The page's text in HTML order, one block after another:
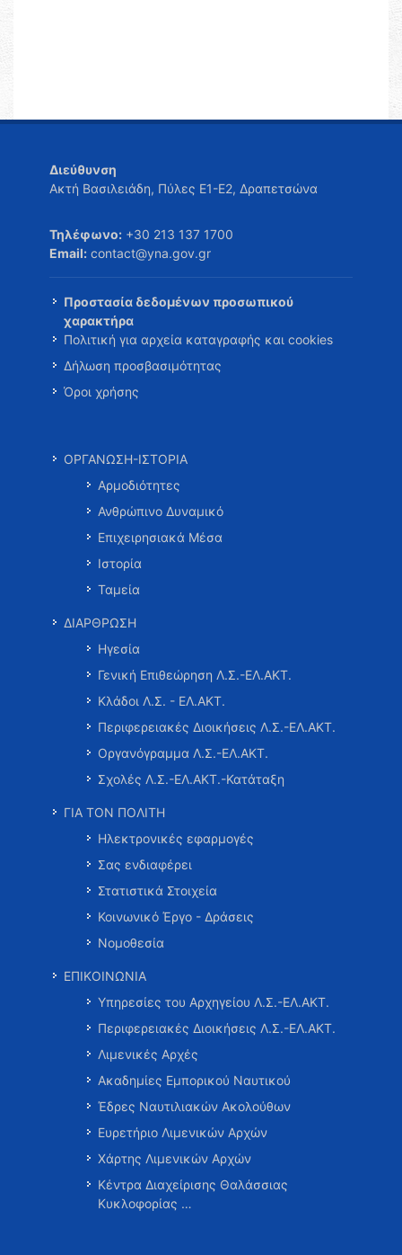
Διεύθυνση
Ακτή Βασιλειάδη, Πύλες Ε1-Ε2, Δραπετσώνα
Τηλέφωνο: +30 213 137 1700
Email: contact@yna.gov.gr
Προστασία δεδομένων προσωπικού
χαρακτήρα
Πολιτική για αρχεία καταγραφής και cookies
Δήλωση προσβασιμότητας
Όροι χρήσης
ΟΡΓΑΝΩΣΗ-ΙΣΤΟΡΙΑ
Αρμοδιότητες
Ανθρώπινο Δυναμικό
Επιχειρησιακά Μέσα
Ιστορία
Ταμεία
ΔΙΑΡΘΡΩΣΗ
Ηγεσία
Γενική Επιθεώρηση Λ.Σ.-ΕΛ.ΑΚΤ.
Κλάδοι Λ.Σ. - ΕΛ.ΑΚΤ.
Περιφερειακές Διοικήσεις Λ.Σ.-ΕΛ.ΑΚΤ.
Οργανόγραμμα Λ.Σ.-ΕΛ.ΑΚΤ.
Σχολές Λ.Σ.-ΕΛ.ΑΚΤ.-Κατάταξη
ΓΙΑ ΤΟΝ ΠΟΛΙΤΗ
Ηλεκτρονικές εφαρμογές
Σας ενδιαφέρει
Στατιστικά Στοιχεία
Κοινωνικό Έργο - Δράσεις
Νομοθεσία
ΕΠΙΚΟΙΝΩΝΙΑ
Υπηρεσίες του Αρχηγείου Λ.Σ.-ΕΛ.ΑΚΤ.
Περιφερειακές Διοικήσεις Λ.Σ.-ΕΛ.ΑΚΤ.
Λιμενικές Αρχές
Ακαδημίες Εμπορικού Ναυτικού
Έδρες Ναυτιλιακών Ακολούθων
Ευρετήριο Λιμενικών Αρχών
Χάρτης Λιμενικών Αρχών
Κέντρα Διαχείρισης Θαλάσσιας
Κυκλοφορίας …